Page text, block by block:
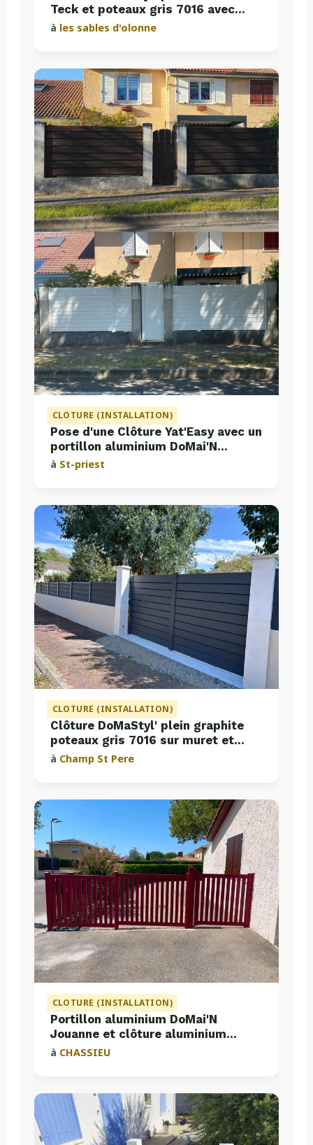
Teck et poteaux gris 7016 avec
plaques de soubassement béton
à les sables d'olonne
CLOTURE (INSTALLATION)
Pose d'une Clôture Yat'Easy avec un
portillon aluminium DoMai'N
Colmont
à St-priest
CLOTURE (INSTALLATION)
Clôture DoMaStyl' plein graphite
poteaux gris 7016 sur muret et
portail coulissant Classic Strong
à Champ St Pere
CLOTURE (INSTALLATION)
Portillon aluminium DoMai'N
Jouanne et clôture aluminium
Valette
à CHASSIEU